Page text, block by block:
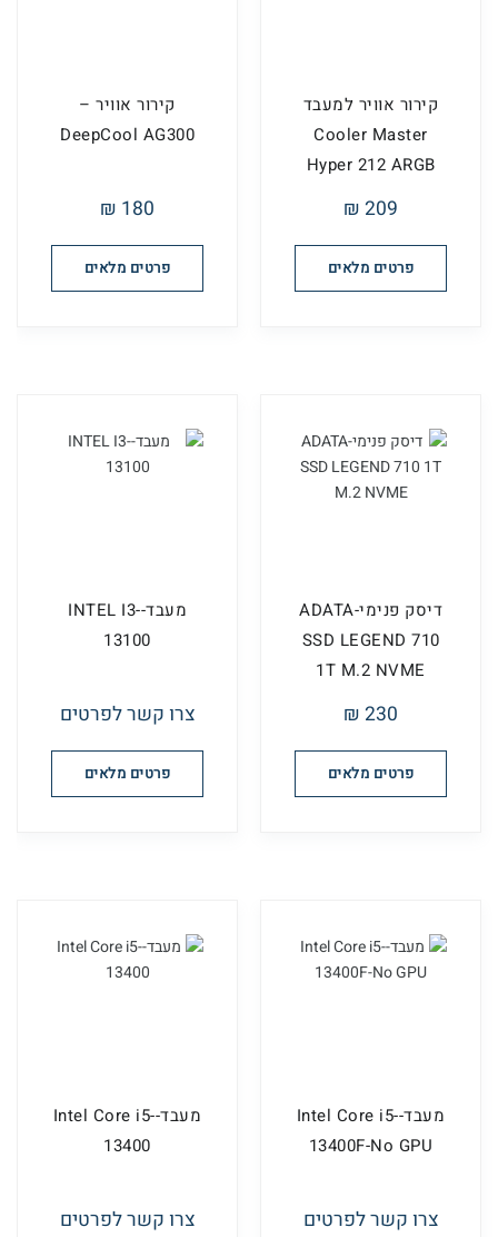
קירור אוויר למעבד
Cooler Master
Hyper 212 ARGB
120mm
209 ₪
פרטים מלאים
קירור אוויר –
DeepCool AG300
180 ₪
פרטים מלאים
דיסק פנימי-ADATA
SSD LEGEND 710
1T M.2 NVME
230 ₪
פרטים מלאים
מעבד-INTEL I3-
13100
צרו קשר לפרטים
פרטים מלאים
מעבד-Intel Core i5-
13400F-No GPU
צרו קשר לפרטים
מעבד-Intel Core i5-
13400
צרו קשר לפרטים